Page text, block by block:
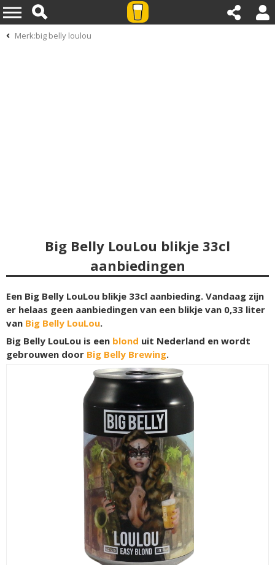
Merk:big belly loulou
Big Belly LouLou blikje 33cl
aanbiedingen
Een Big Belly LouLou blikje 33cl aanbieding. Vandaag zijn
er helaas geen aanbiedingen van een blikje van 0,33 liter
van Big Belly LouLou.
Big Belly LouLou is een blond uit Nederland en wordt
gebrouwen door Big Belly Brewing.